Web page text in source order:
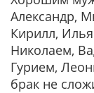
Александр,
Кирилл,
Николаем,
Гурием,
брак не